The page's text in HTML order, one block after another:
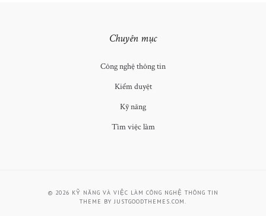
Chuyên mục
Công nghệ thông tin
Kiểm duyệt
Kỹ năng
Tìm việc làm
© 2026 KỸ NĂNG VÀ VIỆC LÀM CÔNG NGHỆ THÔNG TIN
THEME BYJUSTGOODTHEMES.COM.